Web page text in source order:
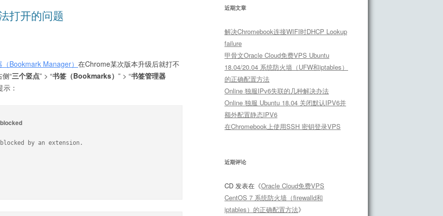
打开的问题
Bookmark Manager） 在Chrome某次版本升级后就打不
“三个竖点” > “书签（Bookmarks） ” > “书签管理器
：
by an extension.
近期文章
解决Chromebook连接WIFI时DHCP Lookup
failure
甲骨文Oracle Cloud免费VPS Ubuntu
18.04/20.04 系统防火墙（UFW和iptables）
的正确配置方法
Online 独服IPv6失联的几种解决办法
Online 独服 Ubuntu 18.04 关闭默认IPV6并
额外配置静态IPV6
在Chromebook上使用SSH 密钥登录VPS
近期评论
CD 发表在《Oracle Cloud免费VPS
CentOS 7 系统防火墙（firewalld和
iptables）的正确配置方法》